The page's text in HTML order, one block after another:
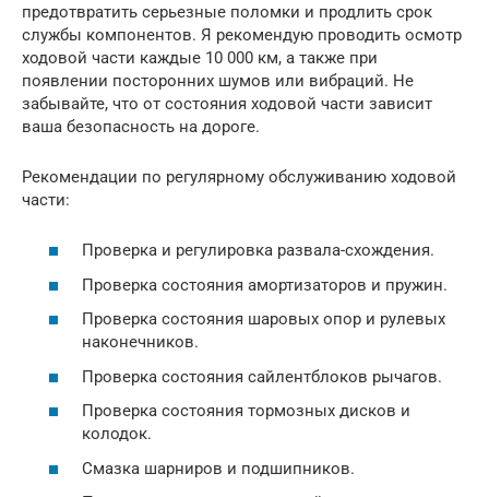
предотвратить серьезные поломки и продлить срок
службы компонентов. Я рекомендую проводить осмотр
ходовой части каждые 10 000 км, а также при
появлении посторонних шумов или вибраций. Не
забывайте, что от состояния ходовой части зависит
ваша безопасность на дороге.
Рекомендации по регулярному обслуживанию ходовой
части:
Проверка и регулировка развала-схождения.
Проверка состояния амортизаторов и пружин.
Проверка состояния шаровых опор и рулевых
наконечников.
Проверка состояния сайлентблоков рычагов.
Проверка состояния тормозных дисков и
колодок.
Смазка шарниров и подшипников.